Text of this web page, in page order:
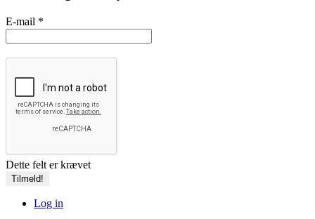
E-mail *
Dette felt er krævet
Log in